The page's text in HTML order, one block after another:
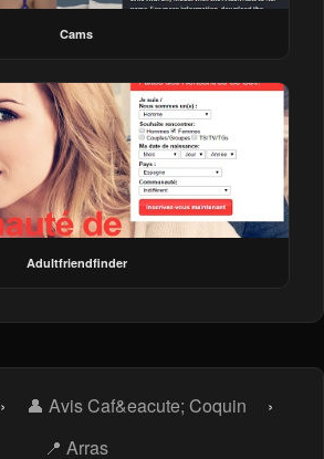
Cams
Adultfriendfinder
› 👤 Avis Caf&eacute; Coquin
›
📍 Arras